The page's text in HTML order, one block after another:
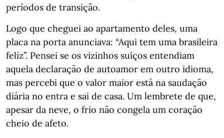
períodos de transição.
Logo que cheguei ao apartamento deles, uma
placa na porta anunciava: “Aqui tem uma brasileira
feliz”. Pensei se os vizinhos suíços entendiam
aquela declaração de autoamor em outro idioma,
mas percebi que o valor maior está na saudação
diária no entra e sai de casa. Um lembrete de que,
apesar da neve, o frio não congela um coração
cheio de afeto.